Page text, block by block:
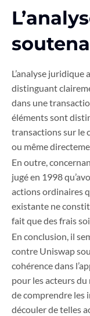
L’analyse
distinguant
dans une
éléments sont
transactions sur le
ou même
En outre,
jugé en 1998
actions ordinaires
existante ne
fait que des frais
En conclusion, il
contre Uniswap
cohérence dans
pour les acteurs
de comprendre les
découler de telles